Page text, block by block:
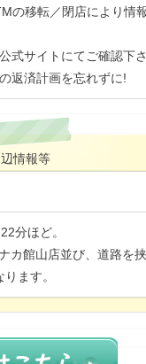
の移転／閉店により情
式サイトにてご確認下さ
返済計画を忘れずに!
情報等
分ほど。
カ館山店並び、道路を
ます。